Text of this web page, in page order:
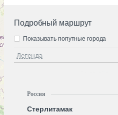
Подробный маршрут
Легенда
Показывать попутные города
Россия
Стерлитамак